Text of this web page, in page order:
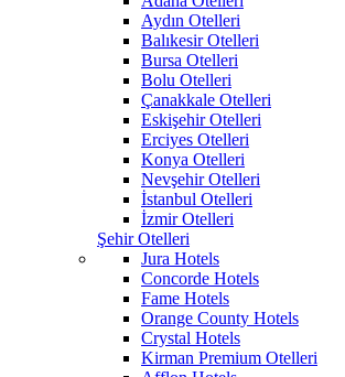
Aydın Otelleri
Balıkesir Otelleri
Bursa Otelleri
Bolu Otelleri
Çanakkale Otelleri
Eskişehir Otelleri
Erciyes Otelleri
Konya Otelleri
Nevşehir Otelleri
İstanbul Otelleri
İzmir Otelleri
Şehir Otelleri
Jura Hotels
Concorde Hotels
Fame Hotels
Orange County Hotels
Crystal Hotels
Kirman Premium Otelleri